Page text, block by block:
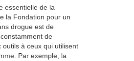
essentielle de la
la Fondation pour un
drogue est de
de
outils à ceux qui utilisent
Par exemple, la